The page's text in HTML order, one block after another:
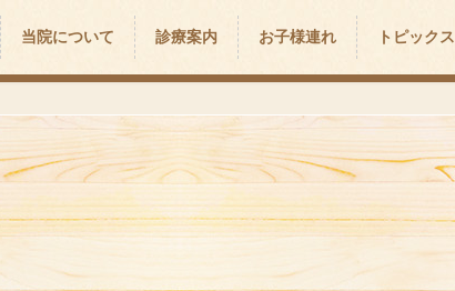
当院について 診療案内 お子様連れ トピックス